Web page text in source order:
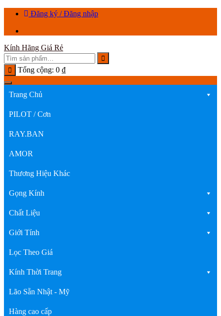
Chuyển
dung
Đăng ký / Đăng nhập
Kính Hãng Giá Rẻ
Tổng cộng: 0 ₫
Trang Chủ
PILOT / Cơn
RAY.BAN
AMOR
Thương Hiệu Khác
Gọng Kính
Chất Liệu
Giới Tính
Lọc Theo Giá
Kính Thời Trang
Lão Sẵn Nhật - Mỹ
Hàng cao cấp